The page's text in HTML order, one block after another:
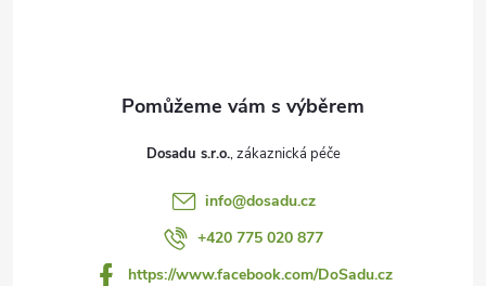
Dosadu s.r.o.
info@dosadu.cz
+420 775 020 877
https://www.facebook.com/DoSadu.cz